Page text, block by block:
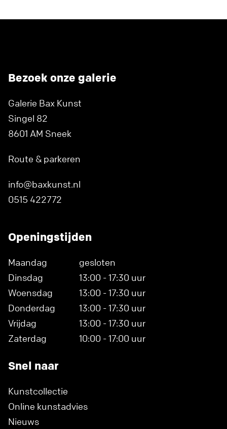
Bezoek onze galerie
Galerie Bax Kunst
Singel 82
8601 AM Sneek
Route & parkeren
info@baxkunst.nl
0515 422772
Openingstijden
Maandag
gesloten
Dinsdag
13:00 - 17:30 uur
Woensdag
13:00 - 17:30 uur
Donderdag
13:00 - 17:30 uur
Vrijdag
13:00 - 17:30 uur
Zaterdag
10:00 - 17:00 uur
Snel naar
Kunstcollectie
Online kunstadvies
Nieuws